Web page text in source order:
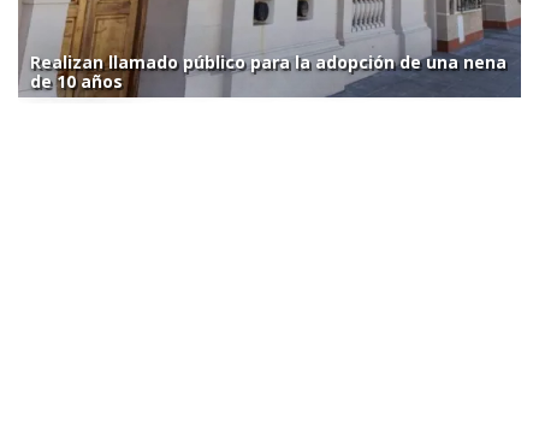
Realizan llamado público para la adopción de una nena
de 10 años